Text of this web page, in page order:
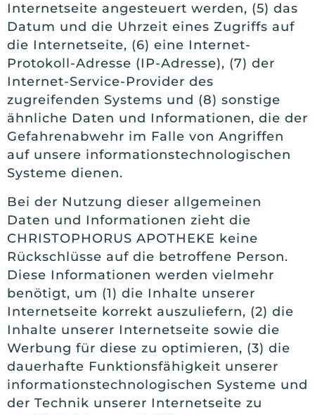
Internetseite angesteuert werden, (5) das
Datum und die Uhrzeit eines Zugriffs auf
die Internetseite, (6) eine Internet-
Protokoll-Adresse (IP-Adresse), (7) der
Internet-Service-Provider des
zugreifenden Systems und (8) sonstige
ähnliche Daten und Informationen, die der
Gefahrenabwehr im Falle von Angriffen
auf unsere informationstechnologischen
Systeme dienen.
Bei der Nutzung dieser allgemeinen
Daten und Informationen zieht die
CHRISTOPHORUS APOTHEKE keine
Rückschlüsse auf die betroffene Person.
Diese Informationen werden vielmehr
benötigt, um (1) die Inhalte unserer
Internetseite korrekt auszuliefern, (2) die
Inhalte unserer Internetseite sowie die
Werbung für diese zu optimieren, (3) die
dauerhafte Funktionsfähigkeit unserer
informationstechnologischen Systeme und
der Technik unserer Internetseite zu